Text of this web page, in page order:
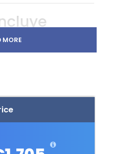
de los fiordos
MORE